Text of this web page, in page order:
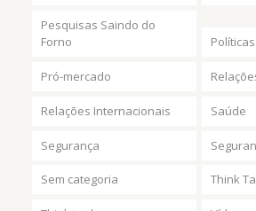
Pesquisas Saindo do
Forno
Pró-mercado
Relações Internacionais Saúde
Segurança
Sem categoria Think